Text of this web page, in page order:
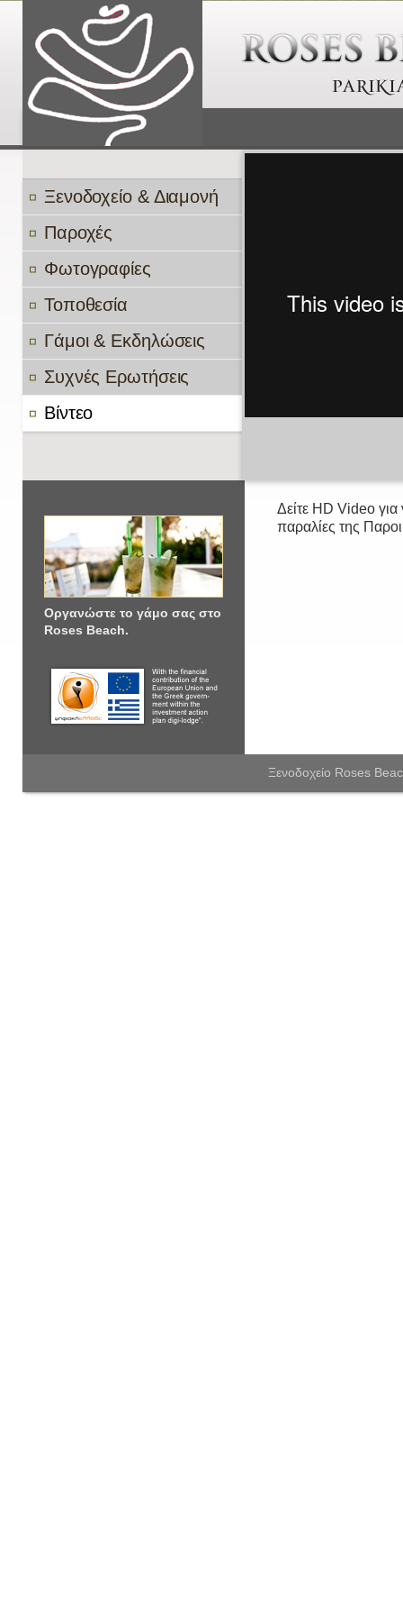
Ξενοδοχείο & Διαμονή
Παροχές
Φωτογραφίες
Τοποθεσία
Γάμοι & Εκδηλώσεις
Συχνές Ερωτήσεις
Βίντεο
Οργανώστε το γάμο σας στο
Roses Beach.
Δείτε HD Video για
παραλίες της
Ξενοδοχείο Roses